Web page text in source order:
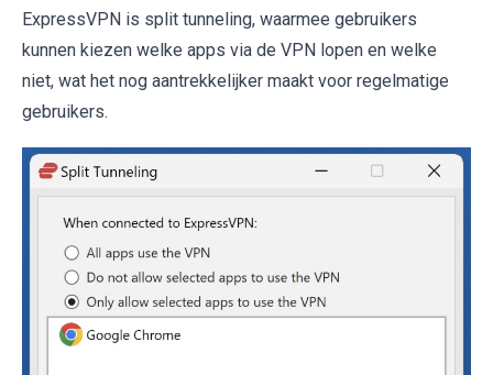
ExpressVPN is split tunneling, waarmee gebruikers
kunnen kiezen welke apps via de VPN lopen en welke
niet, wat het nog aantrekkelijker maakt voor regelmatige
gebruikers.